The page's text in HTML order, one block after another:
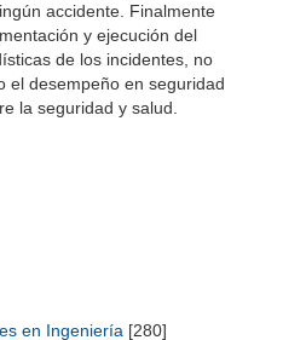
accidente. Finalmente
y ejecución del
de los incidentes, no
el desempeño en seguridad
la seguridad y salud.
en Ingeniería [280]